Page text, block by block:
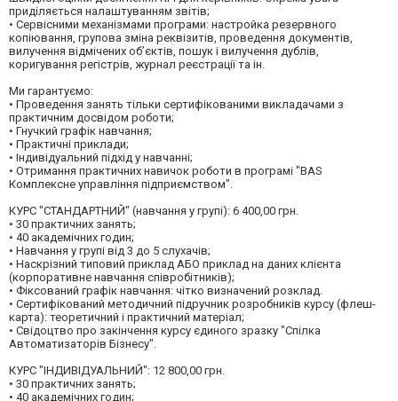
приділяється налаштуванням звітів;
• Сервісними механізмами програми: настройка резервного
копіювання, групова зміна реквізитів, проведення документів,
вилучення відмічених об’єктів, пошук і вилучення дублів,
коригування регістрів, журнал реєстрації та ін.
Ми гарантуємо:
• Проведення занять тільки сертифікованими викладачами з
практичним досвідом роботи;
• Гнучкий графік навчання;
• Практичні приклади;
• Індивідуальний підхід у навчанні;
• Отримання практичних навичок роботи в програмі "BAS
Комплексне управління підприємством".
КУРС "СТАНДАРТНИЙ" (навчання у групі): 6 400,00 грн.
• 30 практичних занять;
• 40 академічних годин;
• Навчання у групі від 3 до 5 слухачів;
• Наскрізний типовий приклад АБО приклад на даних клієнта
(корпоративне навчання співробітників);
• Фіксований графік навчання: чітко визначений розклад.
• Сертифікований методичний підручник розробників курсу (флеш-
карта): теоретичний і практичний матеріал;
• Свідоцтво про закінчення курсу єдиного зразку "Спілка
Автоматизаторів Бізнесу".
КУРС "ІНДИВІДУАЛЬНИЙ": 12 800,00 грн.
• 30 практичних занять;
• 40 академічних годин;